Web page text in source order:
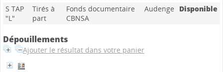
S TAP
"L"
Tirés à
part
Fonds documentaire
CBNSA
Audenge Disponible
Dépouillements
Ajouter le résultat dans votre panier